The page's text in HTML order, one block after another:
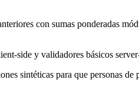
con sumas ponderadas
side y validadores básicos
sintéticas para que personas